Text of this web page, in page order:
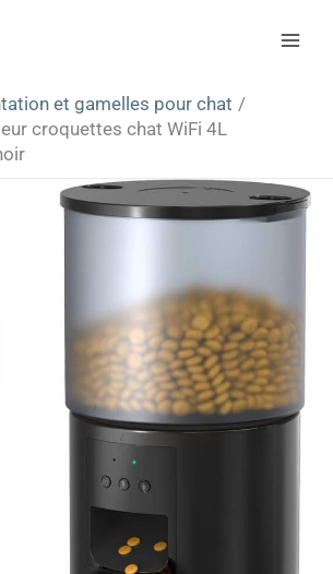
et gamelles pour chat
croquettes chat WiFi 4L